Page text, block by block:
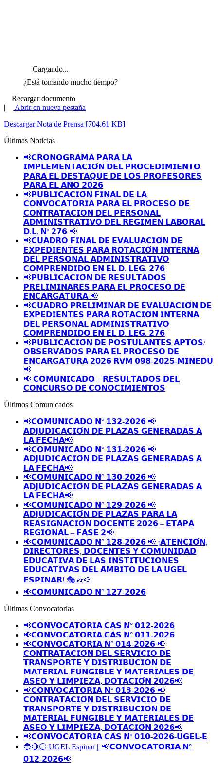
Cargando...
¿Está tomando mucho tiempo?
Recargar documento
|
Abrir en nueva pestaña
Descargar Nota de Prensa [704.61 KB]
Últimas Noticias
📢𝗖𝗥𝗢𝗡𝗢𝗚𝗥𝗔𝗠𝗔 𝗣𝗔𝗥𝗔 𝗟𝗔
𝗜𝗠𝗣𝗟𝗘𝗠𝗘𝗡𝗧𝗔𝗖𝗜𝗢́𝗡 𝗗𝗘𝗟 𝗣𝗥𝗢𝗖𝗘𝗗𝗜𝗠𝗜𝗘𝗡𝗧𝗢
𝗣𝗔𝗥𝗔 𝗘𝗟 𝗗𝗘𝗦𝗧𝗔𝗤𝗨𝗘 𝗗𝗘 𝗟𝗢𝗦 𝗣𝗥𝗢𝗙𝗘𝗦𝗢𝗥𝗘𝗦
𝗣𝗔𝗥𝗔 𝗘𝗟 𝗔𝗡̃𝗢 𝟮𝟬𝟮𝟲
📢𝗣𝗨𝗕𝗟𝗜𝗖𝗔𝗖𝗜𝗢́𝗡 𝗙𝗜𝗡𝗔𝗟 𝗗𝗘 𝗟𝗔
𝗖𝗢𝗡𝗩𝗢𝗖𝗔𝗧𝗢𝗥𝗜𝗔 𝗣𝗔𝗥𝗔 𝗘𝗟 𝗣𝗥𝗢𝗖𝗘𝗦𝗢 𝗗𝗘
𝗖𝗢𝗡𝗧𝗥𝗔𝗧𝗔𝗖𝗜𝗢𝗡 𝗗𝗘𝗟 𝗣𝗘𝗥𝗦𝗢𝗡𝗔𝗟
𝗔𝗗𝗠𝗜𝗡𝗜𝗦𝗧𝗥𝗔𝗧𝗜𝗩𝗢 𝗗𝗘𝗟 𝗥𝗘𝗚𝗜𝗠𝗘𝗡 𝗟𝗔𝗕𝗢𝗥𝗔𝗟
𝗗.𝗟. 𝗡º 𝟮𝟳𝟲 📢
📢𝗖𝗨𝗔𝗗𝗥𝗢 𝗙𝗜𝗡𝗔𝗟 𝗗𝗘 𝗘𝗩𝗔𝗟𝗨𝗔𝗖𝗜𝗢́𝗡 𝗗𝗘
𝗘𝗫𝗣𝗘𝗗𝗜𝗘𝗡𝗧𝗘𝗦 𝗣𝗔𝗥𝗔 𝗥𝗢𝗧𝗔𝗖𝗜𝗢́𝗡 𝗜𝗡𝗧𝗘𝗥𝗡𝗔
𝗗𝗘𝗟 𝗣𝗘𝗥𝗦𝗢𝗡𝗔𝗟 𝗔𝗗𝗠𝗜𝗡𝗜𝗦𝗧𝗥𝗔𝗧𝗜𝗩𝗢
𝗖𝗢𝗠𝗣𝗥𝗘𝗡𝗗𝗜𝗗𝗢 𝗘𝗡 𝗘𝗟 𝗗. 𝗟𝗘𝗚. 𝟮𝟳𝟲
📢𝗣𝗨𝗕𝗟𝗜𝗖𝗔𝗖𝗜𝗢́𝗡 𝗗𝗘 𝗥𝗘𝗦𝗨𝗟𝗧𝗔𝗗𝗢𝗦
𝗣𝗥𝗘𝗟𝗜𝗠𝗜𝗡𝗔𝗥𝗘𝗦 𝗣𝗔𝗥𝗔 𝗘𝗟 𝗣𝗥𝗢𝗖𝗘𝗦𝗢 𝗗𝗘
𝗘𝗡𝗖𝗔𝗥𝗚𝗔𝗧𝗨𝗥𝗔 📢
📢𝗖𝗨𝗔𝗗𝗥𝗢 𝗣𝗥𝗘𝗟𝗜𝗠𝗜𝗡𝗔𝗥 𝗗𝗘 𝗘𝗩𝗔𝗟𝗨𝗔𝗖𝗜𝗢́𝗡 𝗗𝗘
𝗘𝗫𝗣𝗘𝗗𝗜𝗘𝗡𝗧𝗘𝗦 𝗣𝗔𝗥𝗔 𝗥𝗢𝗧𝗔𝗖𝗜𝗢́𝗡 𝗜𝗡𝗧𝗘𝗥𝗡𝗔
𝗗𝗘𝗟 𝗣𝗘𝗥𝗦𝗢𝗡𝗔𝗟 𝗔𝗗𝗠𝗜𝗡𝗜𝗦𝗧𝗥𝗔𝗧𝗜𝗩𝗢
𝗖𝗢𝗠𝗣𝗥𝗘𝗡𝗗𝗜𝗗𝗢 𝗘𝗡 𝗘𝗟 𝗗. 𝗟𝗘𝗚. 𝟮𝟳𝟲
📢𝗣𝗨𝗕𝗟𝗜𝗖𝗔𝗖𝗜𝗢́𝗡 𝗗𝗘 𝗣𝗢𝗦𝗧𝗨𝗟𝗔𝗡𝗧𝗘𝗦 𝗔𝗣𝗧𝗢𝗦/
𝗢𝗕𝗦𝗘𝗥𝗩𝗔𝗗𝗢𝗦 𝗣𝗔𝗥𝗔 𝗘𝗟 𝗣𝗥𝗢𝗖𝗘𝗦𝗢 𝗗𝗘
𝗘𝗡𝗖𝗔𝗥𝗚𝗔𝗧𝗨𝗥𝗔 𝟮𝟬𝟮𝟲 𝗥𝗩𝗠 𝟬𝟵𝟴-𝟮𝟬𝟮𝟱-𝗠𝗜𝗡𝗘𝗗𝗨
📢
📢 𝗖𝗢𝗠𝗨𝗡𝗜𝗖𝗔𝗗𝗢 – 𝗥𝗘𝗦𝗨𝗟𝗧𝗔𝗗𝗢𝗦 𝗗𝗘𝗟
𝗖𝗢𝗡𝗖𝗨𝗥𝗦𝗢 𝗗𝗘 𝗖𝗢𝗡𝗢𝗖𝗜𝗠𝗜𝗘𝗡𝗧𝗢𝗦
Últimos Comunicados
📢𝗖𝗢𝗠𝗨𝗡𝗜𝗖𝗔𝗗𝗢 𝗡° 𝟭𝟯𝟮-𝟮𝟬𝟮𝟲 📢
𝗔𝗗𝗝𝗨𝗗𝗜𝗖𝗔𝗖𝗜𝗢́𝗡 𝗗𝗘 𝗣𝗟𝗔𝗭𝗔𝗦 𝗚𝗘𝗡𝗘𝗥𝗔𝗗𝗔𝗦 𝗔
𝗟𝗔 𝗙𝗘𝗖𝗛𝗔📢
📢𝗖𝗢𝗠𝗨𝗡𝗜𝗖𝗔𝗗𝗢 𝗡° 𝟭𝟯𝟭-𝟮𝟬𝟮𝟲 📢
𝗔𝗗𝗝𝗨𝗗𝗜𝗖𝗔𝗖𝗜𝗢́𝗡 𝗗𝗘 𝗣𝗟𝗔𝗭𝗔𝗦 𝗚𝗘𝗡𝗘𝗥𝗔𝗗𝗔𝗦 𝗔
𝗟𝗔 𝗙𝗘𝗖𝗛𝗔📢
📢𝗖𝗢𝗠𝗨𝗡𝗜𝗖𝗔𝗗𝗢 𝗡° 𝟭𝟯𝟬-𝟮𝟬𝟮𝟲 📢
𝗔𝗗𝗝𝗨𝗗𝗜𝗖𝗔𝗖𝗜𝗢́𝗡 𝗗𝗘 𝗣𝗟𝗔𝗭𝗔𝗦 𝗚𝗘𝗡𝗘𝗥𝗔𝗗𝗔𝗦 𝗔
𝗟𝗔 𝗙𝗘𝗖𝗛𝗔📢
📢𝗖𝗢𝗠𝗨𝗡𝗜𝗖𝗔𝗗𝗢 𝗡° 𝟭𝟮𝟵-𝟮𝟬𝟮𝟲 📢
𝗔𝗗𝗝𝗨𝗗𝗜𝗖𝗔𝗖𝗜𝗢́𝗡 𝗗𝗘 𝗣𝗟𝗔𝗭𝗔𝗦 𝗣𝗔𝗥𝗔 𝗟𝗔
𝗥𝗘𝗔𝗦𝗜𝗚𝗡𝗔𝗖𝗜𝗢́𝗡 𝗗𝗢𝗖𝗘𝗡𝗧𝗘 𝟮𝟬𝟮𝟲 – 𝗘𝗧𝗔𝗣𝗔
𝗥𝗘𝗚𝗜𝗢𝗡𝗔𝗟 – 𝗙𝗔𝗦𝗘 𝟮📢
📢𝗖𝗢𝗠𝗨𝗡𝗜𝗖𝗔𝗗𝗢 𝗡° 𝟭𝟮𝟴-𝟮𝟬𝟮𝟲 📢 ¡𝗔𝗧𝗘𝗡𝗖𝗜𝗢́𝗡,
𝗗𝗜𝗥𝗘𝗖𝗧𝗢𝗥𝗘𝗦, 𝗗𝗢𝗖𝗘𝗡𝗧𝗘𝗦 𝗬 𝗖𝗢𝗠𝗨𝗡𝗜𝗗𝗔𝗗
𝗘𝗗𝗨𝗖𝗔𝗧𝗜𝗩𝗔 𝗗𝗘 𝗟𝗔𝗦 𝗜𝗡𝗦𝗧𝗜𝗧𝗨𝗖𝗜𝗢𝗡𝗘𝗦
𝗘𝗗𝗨𝗖𝗔𝗧𝗜𝗩𝗔𝗦 𝗗𝗘𝗟 𝗔́𝗠𝗕𝗜𝗧𝗢 𝗗𝗘 𝗟𝗔 𝗨𝗚𝗘𝗟
𝗘𝗦𝗣𝗜𝗡𝗔𝗥! 🎭🎶🎨
📢𝗖𝗢𝗠𝗨𝗡𝗜𝗖𝗔𝗗𝗢 𝗡° 𝟭𝟮𝟳-𝟮𝟬𝟮𝟲
Últimas Convocatorias
📢𝗖𝗢𝗡𝗩𝗢𝗖𝗔𝗧𝗢𝗥𝗜𝗔 𝗖𝗔𝗦 𝗡° 𝟬𝟭𝟮-𝟮𝟬𝟮𝟲
📢𝗖𝗢𝗡𝗩𝗢𝗖𝗔𝗧𝗢𝗥𝗜𝗔 𝗖𝗔𝗦 𝗡° 𝟬𝟭𝟭-𝟮𝟬𝟮𝟲
📢𝗖𝗢𝗡𝗩𝗢𝗖𝗔𝗧𝗢𝗥𝗜𝗔 𝗡° 𝟬𝟭𝟰-𝟮𝟬𝟮𝟲 📢
𝗖𝗢𝗡𝗧𝗥𝗔𝗧𝗔𝗖𝗜𝗢́𝗡 𝗗𝗘𝗟 𝗦𝗘𝗥𝗩𝗜𝗖𝗜𝗢 𝗗𝗘
𝗧𝗥𝗔𝗡𝗦𝗣𝗢𝗥𝗧𝗘 𝗬 𝗗𝗜𝗦𝗧𝗥𝗜𝗕𝗨𝗖𝗜𝗢𝗡 𝗗𝗘
𝗠𝗔𝗧𝗘𝗥𝗜𝗔𝗟 𝗙𝗨𝗡𝗚𝗜𝗕𝗟𝗘 𝗬 𝗠𝗔𝗧𝗘𝗥𝗜𝗔𝗟𝗘𝗦 𝗗𝗘
𝗔𝗦𝗘𝗢 𝗬 𝗟𝗜𝗠𝗣𝗜𝗘𝗭𝗔, 𝗗𝗢𝗧𝗔𝗖𝗜𝗢́𝗡 𝟮𝟬𝟮𝟲📢
📢𝗖𝗢𝗡𝗩𝗢𝗖𝗔𝗧𝗢𝗥𝗜𝗔 𝗡° 𝟬𝟭𝟯-𝟮𝟬𝟮𝟲 📢
𝗖𝗢𝗡𝗧𝗥𝗔𝗧𝗔𝗖𝗜𝗢́𝗡 𝗗𝗘𝗟 𝗦𝗘𝗥𝗩𝗜𝗖𝗜𝗢 𝗗𝗘
𝗧𝗥𝗔𝗡𝗦𝗣𝗢𝗥𝗧𝗘 𝗬 𝗗𝗜𝗦𝗧𝗥𝗜𝗕𝗨𝗖𝗜𝗢𝗡 𝗗𝗘
𝗠𝗔𝗧𝗘𝗥𝗜𝗔𝗟 𝗙𝗨𝗡𝗚𝗜𝗕𝗟𝗘 𝗬 𝗠𝗔𝗧𝗘𝗥𝗜𝗔𝗟𝗘𝗦 𝗗𝗘
𝗔𝗦𝗘𝗢 𝗬 𝗟𝗜𝗠𝗣𝗜𝗘𝗭𝗔, 𝗗𝗢𝗧𝗔𝗖𝗜𝗢́𝗡 𝟮𝟬𝟮𝟲📢
📢𝗖𝗢𝗡𝗩𝗢𝗖𝗔𝗧𝗢𝗥𝗜𝗔 𝗖𝗔𝗦 𝗡º 𝟬𝟭𝟬-𝟮𝟬𝟮𝟲-𝗨𝗚𝗘𝗟-𝗘
🔵🔴⚪️ UGEL Espinar || 📢𝗖𝗢𝗡𝗩𝗢𝗖𝗔𝗧𝗢𝗥𝗜𝗔 𝗡°
𝟬𝟭𝟮-𝟮𝟬𝟮𝟲📢